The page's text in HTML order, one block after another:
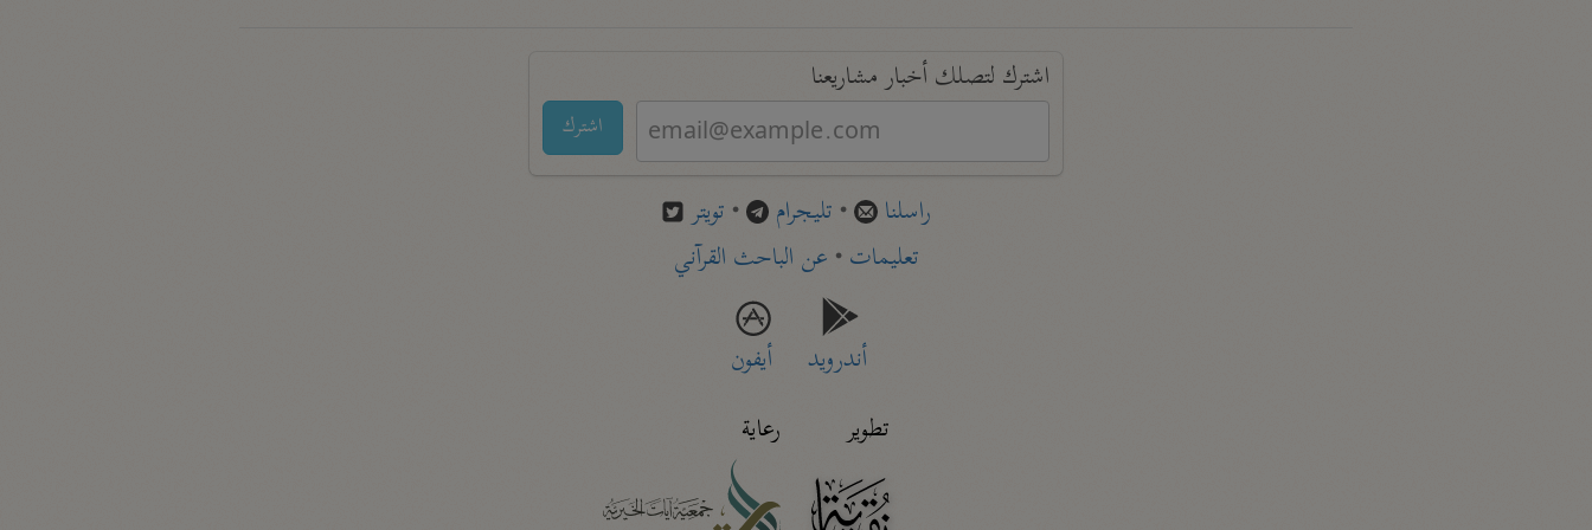
اشترك لتصلك أخبار مشاريعنا
اشترك
راسلنا • تليجرام • تويتر
تعليمات• عن الباحث القرآني
أندرويد
أيفون
تطوير
رعاية